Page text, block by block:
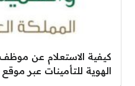
كيفية الاستعلام عن
الهوية للتأمينات عبر